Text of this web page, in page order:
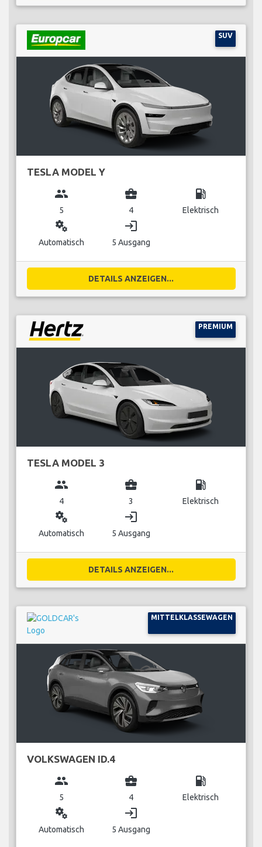
SUV
TESLA MODEL Y
group
5
business_center
4
local_gas_station
Elektrisch
miscellaneous_services
Automatisch
login
5 Ausgang
DETAILS ANZEIGEN...
PREMIUM
TESLA MODEL 3
group
4
business_center
3
local_gas_station
Elektrisch
miscellaneous_services
Automatisch
login
5 Ausgang
DETAILS ANZEIGEN...
MITTELKLASSEWAGEN
VOLKSWAGEN ID.4
group
5
business_center
4
local_gas_station
Elektrisch
miscellaneous_services
Automatisch
login
5 Ausgang